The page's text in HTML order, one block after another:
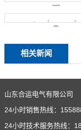
单相EPS应急电源
相关新闻
山东合运电气有限公司
24小时销售热线：
24小时技术服务热线：